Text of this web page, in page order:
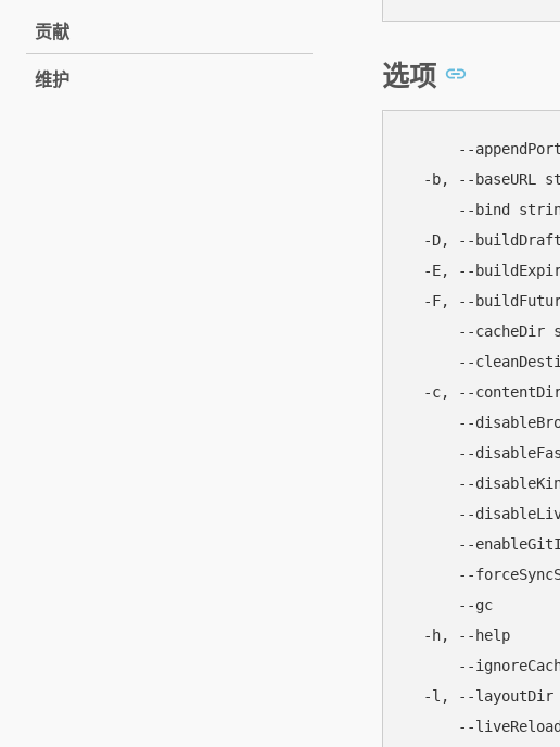
贡献
维护 选项
--
-b, --baseURL
--bind
-D, --
-E, --
-F, --
--cacheDir
--
-c, --
--
--
--
--
--
--
--gc
-h, --help
--
-l, --layoutDir
--